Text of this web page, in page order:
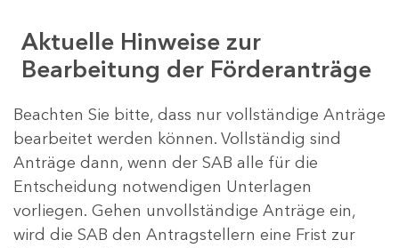
Aktuelle Hinweise zur
Bearbeitung der Förderanträge
Beachten Sie bitte, dass nur vollständige Anträge
bearbeitet werden können. Vollständig sind
Anträge dann, wenn der SAB alle für die
Entscheidung notwendigen Unterlagen
vorliegen. Gehen unvollständige Anträge ein,
wird die SAB den Antragstellern eine Frist zur